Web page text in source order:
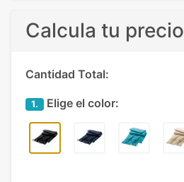
Calcula tu precio
Cantidad Total:
1. Elige el color: